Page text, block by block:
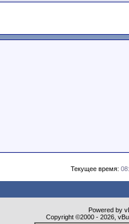
Текущее время:
Powered by
Copyright ©2000 - 2026,